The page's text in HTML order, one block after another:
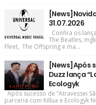
31.07.2026
Confira os
The Beatles,
Fleet, The Offspring e ma...
[News]Após
Duzz lança
Ecologyk
Após sucesso de “Atravessei
parceria com Killua e Ecologyk